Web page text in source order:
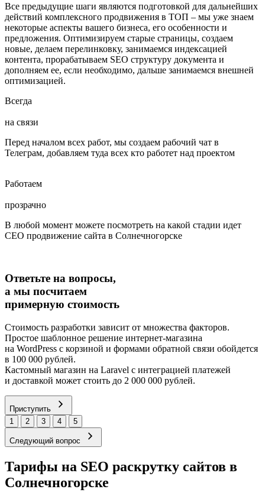
Все предыдущие шаги являются подготовкой для дальнейших
действий комплексного продвижения в ТОП – мы уже знаем
некоторые аспекты вашего бизнеса, его особенности и
предложения. Оптимизируем старые страницы, создаем
новые, делаем перелинковку, занимаемся индексацией
контента, прорабатываем SEO структуру документа и
дополняем ее, если необходимо, дальше занимаемся внешней
оптимизацией.
Всегда
на связи
Перед началом всех работ, мы создаем рабочий чат в
Телеграм, добавляем туда всех кто работет над проектом
Работаем
прозрачно
В любой момент можете посмотреть на какой стадии идет
СЕО продвижение сайта в Солнечногорске
Ответьте на вопросы,
а мы посчитаем
примерную стоимость
Стоимость разработки зависит от множества факторов.
Простое шаблонное решение интернет-магазина
на WordPress с корзиной и формами обратной связи обойдется
в 100 000 рублей.
Кастомный магазин на Laravel с интеграцией платежей
и доставкой может стоить до 2 000 000 рублей.
Приступить
1
2 3 4 5
Следующий вопрос
Тарифы на SEO раскрутку сайтов в
Солнечногорске